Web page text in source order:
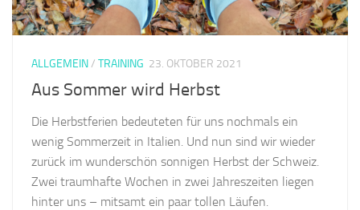
ALLGEMEIN/ TRAINING 23. OKTOBER 2021
Aus Sommer wird Herbst
Die Herbstferien bedeuteten für uns nochmals ein
wenig Sommerzeit in Italien. Und nun sind wir wieder
zurück im wunderschön sonnigen Herbst der Schweiz.
Zwei traumhafte Wochen in zwei Jahreszeiten liegen
hinter uns – mitsamt ein paar tollen Läufen.